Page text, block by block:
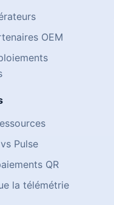
OEM
Pulse
QR
la télémétrie